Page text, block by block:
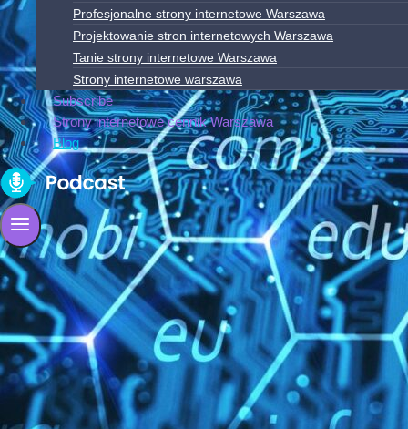
Profesjonalne strony internetowe Warszawa
Projektowanie stron internetowych Warszawa
Tanie strony internetowe Warszawa
Strony internetowe warszawa
Subscribe
Strony internetowe cennik Warszawa
Blog